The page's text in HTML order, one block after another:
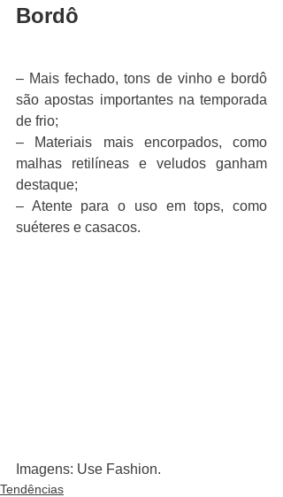
Bordô
– Mais fechado, tons de vinho e bordô
são apostas importantes na temporada
de frio;
– Materiais mais encorpados, como
malhas retilíneas e veludos ganham
destaque;
– Atente para o uso em tops, como
suéteres e casacos.
Imagens: Use Fashion.
Tendências